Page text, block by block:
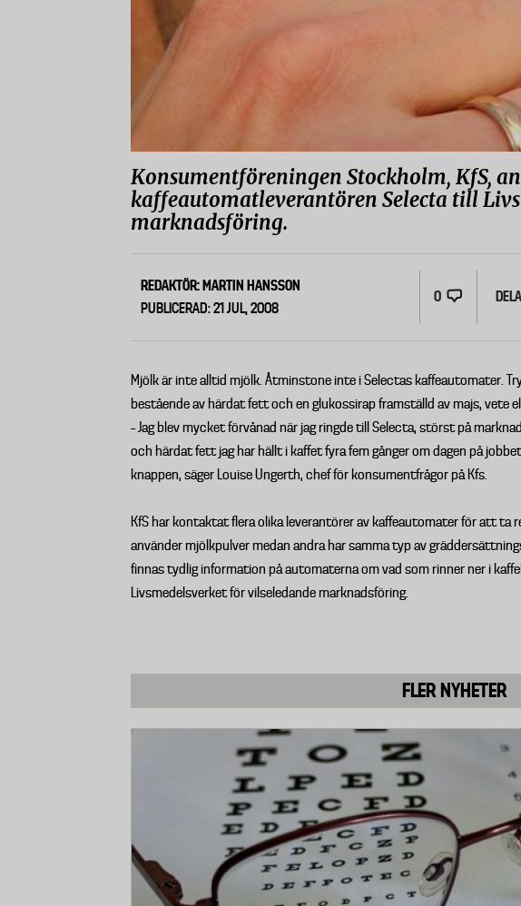
Konsumentföreningen Stockholm, KfS,
kaffeautomatleverantören Selecta till
marknadsföring.
REDAKTÖR: MARTIN HANSSON
PUBLICERAD: 21 JUL, 2008
0 DELA
Mjölk är inte alltid mjölk. Åtminstone inte i Selectas kaffeautomater.
bestående av härdat fett och en glukossirap framställd av majs, vete
– Jag blev mycket förvånad när jag ringde till Selecta, störst på
och härdat fett jag har hällt i kaffet fyra fem gånger om dagen på
knappen, säger Louise Ungerth, chef för konsumentfrågor på Kfs.
KfS har kontaktat flera olika leverantörer av kaffeautomater för att ta
använder mjölkpulver medan andra har samma typ av
finnas tydlig information på automaterna om vad som rinner ner i
Livsmedelsverket för vilseledande marknadsföring.
FLER NYHETER